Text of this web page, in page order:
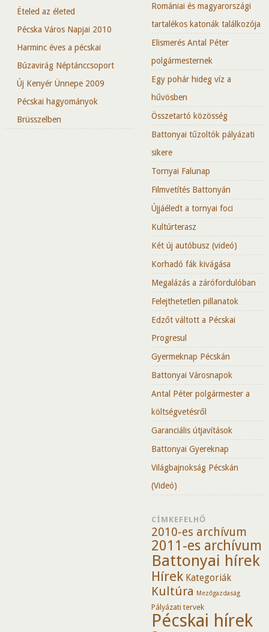
Ételed az életed
Pécska Város Napjai 2010
Harminc éves a pécskai
Búzavirág Néptánccsoport
Új Kenyér Ünnepe 2009
Pécskai hagyományok
Brüsszelben
Romániai és magyarországi
tartalékos katonák találkozója
Elismerés Antal Péter
polgármesternek
Egy pohár hideg víz a
hűvösben
Összetartó közösség
Battonyai tűzoltók pályázati
sikere
Tornyai Falunap
Filmvetítés Battonyán
Újjáéledt a tornyai foci
Kultúrterasz
Két új autóbusz (videó)
Korhadó fák kivágása
Megalázás a zárófordulóban
Felejthetetlen pillanatok
Edzőt váltott a Pécskai
Progresul
Gyermeknap Pécskán
Battonyai Városnapok
Antal Péter polgármester a
költségvetésről
Garanciális útjavítások
Battonyai Gyereknap
Világbajnokság Pécskán
(Videó)
CÍMKEFELHŐ
2010-es archívum
2011-es archívum
Battonyai hírek
Hírek Kategoriák
Kultúra Mezőgazdaság
Pályázati tervek
Pécskai hírek